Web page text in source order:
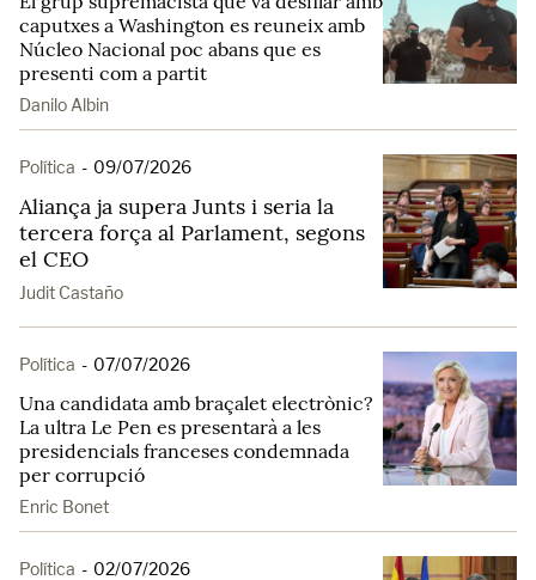
caputxes a Washington es reuneix amb
Núcleo Nacional poc abans que es
presenti com a partit
Danilo Albin
Política - 09/07/2026
Aliança ja supera Junts i seria la
tercera força al Parlament, segons
el CEO
Judit Castaño
Política - 07/07/2026
Una candidata amb braçalet electrònic?
La ultra Le Pen es presentarà a les
presidencials franceses condemnada
per corrupció
Enric Bonet
Política - 02/07/2026